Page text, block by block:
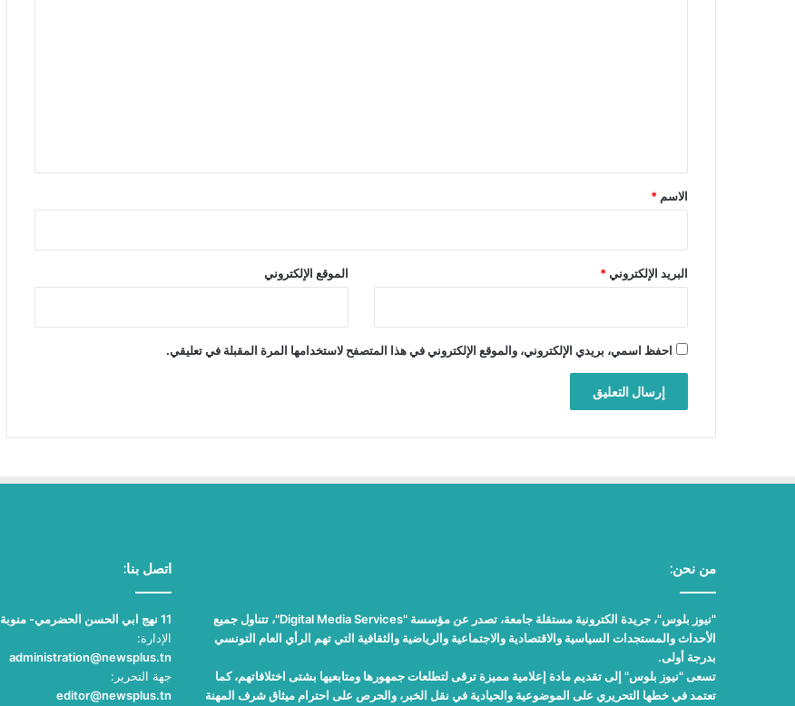
*
الاسم *
البريد الإلكتروني* الموقع الإلكتروني
احفظ اسمي، بريدي الإلكتروني، والموقع الإلكتروني في هذا المتصفح لاستخدامها المرة المقبلة في تعليقي.
من نحن:
"نيوز بلوس"، جريدة الكترونية مستقلة جامعة، تصدر عن مؤسسة "Digital Media Services"، تتناول جميع
الأحداث والمستجدات السياسية والاقتصادية والاجتماعية والرياضية والثقافية التي تهم الرأي العام التونسي
بدرجة أولى.
تسعى "نيوز بلوس" إلى تقديم مادة إعلامية مميزة ترقى لتطلعات جمهورها ومتابعيها بشتى اختلافاتهم، كما
تعتمد في خطها التحريري على الموضوعية والحيادية في نقل الخبر، والحرص على احترام ميثاق شرف المهنة
اتصل بنا:
11 نهج ابي الحسن الحضرمي- منوبة - تونس
الإدارة:
administration@newsplus.tn
جهة التحرير:
editor@newsplus.tn